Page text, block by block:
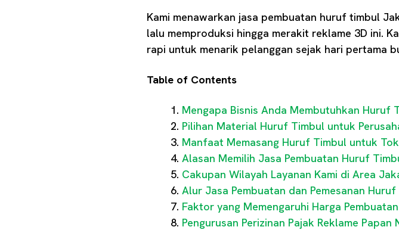
Kami menawarkan jasa pembuatan huruf timbul
lalu memproduksi hingga merakit reklame 3D ini.
rapi untuk menarik pelanggan sejak hari pertama
Table of Contents
Mengapa Bisnis Anda Membutuhkan Huruf
Pilihan Material Huruf Timbul untuk
Manfaat Memasang Huruf Timbul untuk
Alasan Memilih Jasa Pembuatan Huruf
Cakupan Wilayah Layanan Kami di Area
Alur Jasa Pembuatan dan Pemesanan
Faktor yang Memengaruhi Harga
Pengurusan Perizinan Pajak Reklame Papan